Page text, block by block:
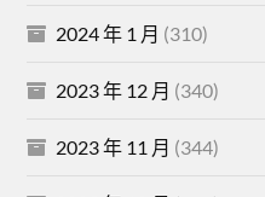
2024 年 1 月 (310)
2023 年 12 月 (340)
2023 年 11 月 (344)